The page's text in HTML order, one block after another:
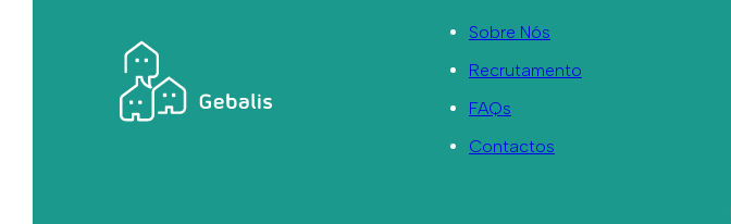
Sobre Nós
Recrutamento
FAQs
Contactos